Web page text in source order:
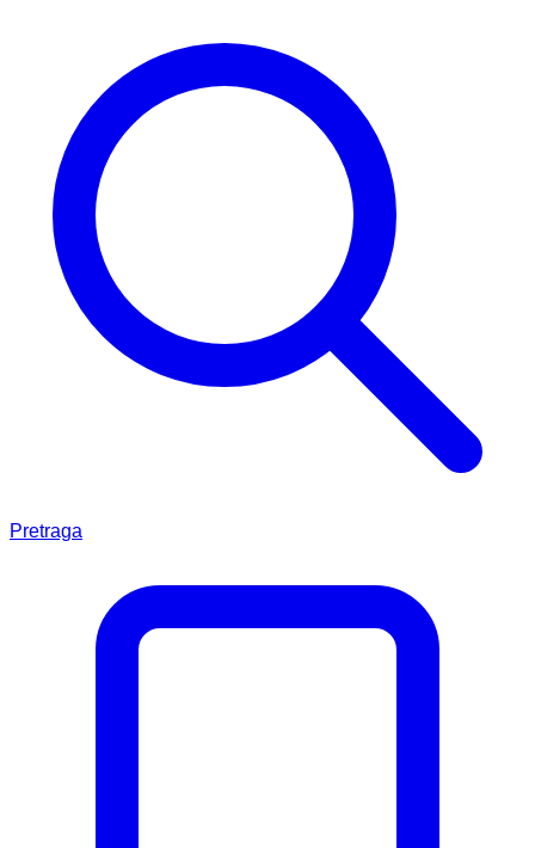
Pretraga